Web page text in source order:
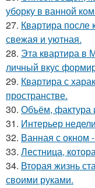
уборку в ванной
27. Квартира после
свежая и уютная.
28. Эта квартира в
личный вкус
29. Квартира с
пространстве.
30. Объём, фактура
31. Интерьер
32. Ванная с окном
33. Лестница,
34. Вторая жизнь
своими руками.